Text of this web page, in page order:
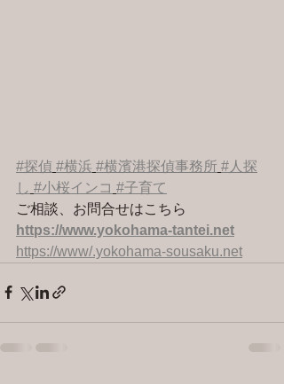
#探偵 #横浜 #横濱港探偵事務所 #人探
し #小桜インコ #子育て
ご相談、お問合せはこちら
https://www.yokohama-tantei.net
https://www/.yokohama-sousaku.net